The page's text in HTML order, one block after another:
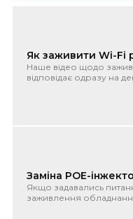
Наше відео щодо заживлення Wi - Fi
Заміна POE-
Якщо задавались
заживлення